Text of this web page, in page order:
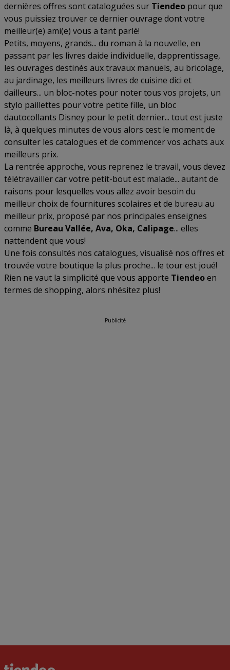
dernières offres sont cataloguées sur Tiendeo pour que
vous puissiez trouver ce dernier ouvrage dont votre
meilleur(e) ami(e) vous a tant parlé!
Petits, moyens, grands... du roman à la nouvelle, en
passant par les livres daide individuelle, dapprentissage,
les ouvrages destinés aux travaux manuels, au bricolage,
au jardinage, les meilleurs livres de cuisine dici et
dailleurs... un bloc-notes pour noter tous vos projets, un
stylo paillettes pour votre petite fille, un bloc
dautocollants Disney pour le petit dernier... tout est juste
là, à quelques minutes de vous alors cest le moment de
consulter les catalogues et de commencer vos achats aux
meilleurs prix.
La rentrée approche, vous reprenez le travail, vous devez
télétravailler car votre petit-bout est malade... autant de
raisons pour lesquelles vous allez avoir besoin du
meilleur choix de fournitures scolaires et de bureau au
meilleur prix, proposé par nos principales enseignes
comme Bureau Vallée, Ava, Oka, Calipage... elles
nattendent que vous!
Une fois consultés nos catalogues, visualisé nos offres et
trouvée votre boutique la plus proche... le tour est joué!
Rien ne vaut la simplicité que vous apporte Tiendeoen
termes de shopping, alors nhésitez plus!
Publicité